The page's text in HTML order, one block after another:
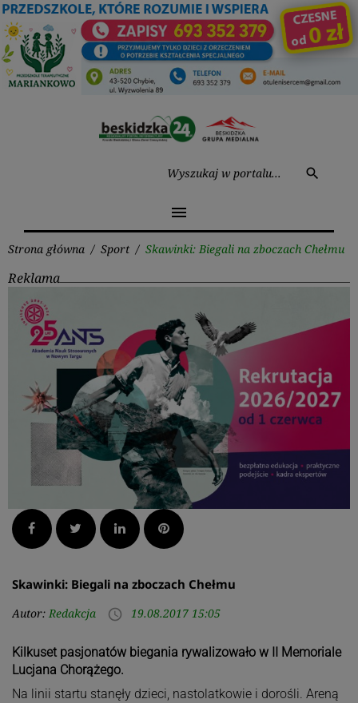
Przejdź
do
treści
search
menu
Strona główna / Sport / Skawinki: Biegali na zboczach Chełmu
Reklama
Facebook Twitter LinkedInPinterest
Skawinki: Biegali na zboczach Chełmu
Autor: Redakcja access_time 19.08.2017 15:05
Kilkuset pasjonatów biegania rywalizowało w II Memoriale
Lucjana Chorążego.
Na linii startu stanęły dzieci, nastolatkowie i dorośli. Areną